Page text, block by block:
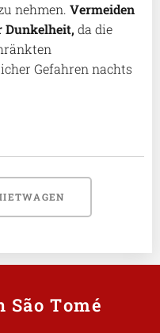
nehmen. Vermeiden
Dunkelheit, da die
Gefahren nachts
São Tomé